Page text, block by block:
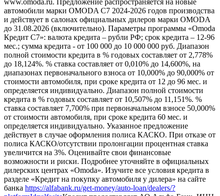
автомобили марки OMODA C7 2024-2026 годов производства
и действует в салонах официальных дилеров марки OMODA
до 31.08.2026 (включительно). Параметры программы «Omoda
Кредит C7»: валюта кредита – рубли РФ; срок кредита – 12-96
мес.; сумма кредита - от 100 000 до 10 000 000 руб. Диапазон
полной стоимости кредита в % годовых составляет от 2,778%
до 18,124%. % ставка составляет от 0,010% до 14,600%, на
диапазонах первоначального взноса от 10,000% до 90,000% от
стоимости автомобиля, при сроке кредита от 12 до 96 мес. и
определяется индивидуально. Диапазон полной стоимости
кредита в % годовых составляет от 10,507% до 11,151%. %
ставка составляет 7,700% при первоначальном взносе 50,000%
от стоимости автомобиля, при сроке кредита 60 мес. и
определяется индивидуально. Указанное предложение
действует в случае оформления полиса КАСКО. При отказе от
полиса КАСКО/отсутствии пролонгации процентная ставка
увеличится на 3%. Оценивайте свои финансовые
возможности и риски. Подробнее уточняйте в официальных
дилерских центрах «Omoda». Изучите все условия кредита в
разделе «Кредит на покупку автомобиля у дилера» на сайте
банка https://alfabank.ru/get-money/auto-loan/dealers/?